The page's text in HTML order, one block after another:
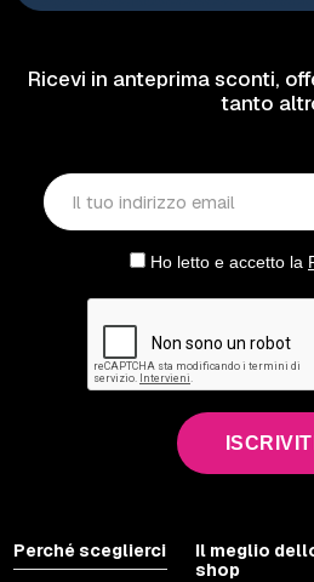
Ricevi in anteprima sconti,
tanto
Ho letto e accetto la
ISCRIVITI
Perché sceglierci
Il meglio
shop